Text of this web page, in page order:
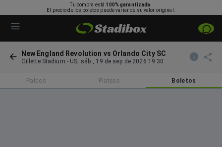
Tu compra está 100% garantizada.
El precio de los boletos puede variar de su valor original.
New England Revolution vs Orlando City SC
Gillette Stadium - US, sáb., 19 de sep de 2026 19:30
Palcos Plateas Boletos